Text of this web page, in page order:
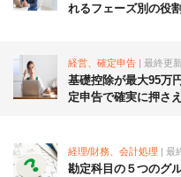
れるフェーズ別の役割
経営、確定申告 | 最終更
基礎控除が最大95万
定申告で確実に押さ
経理/財務、会計処理 | 最
勘定科目の５つのグ